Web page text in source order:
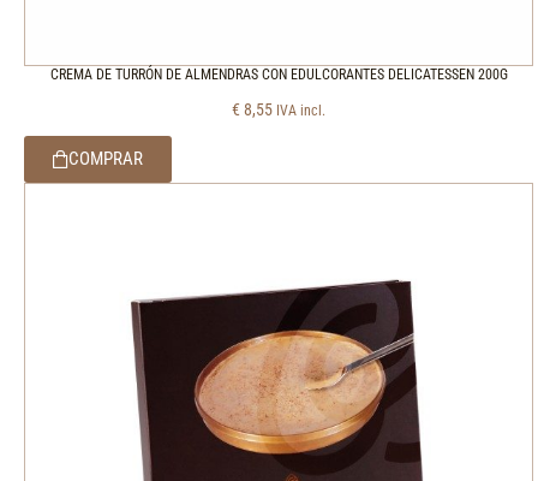
CREMA DE TURRÓN DE ALMENDRAS CON EDULCORANTES DELICATESSEN 200G
€ 8,55 IVA incl.
COMPRAR